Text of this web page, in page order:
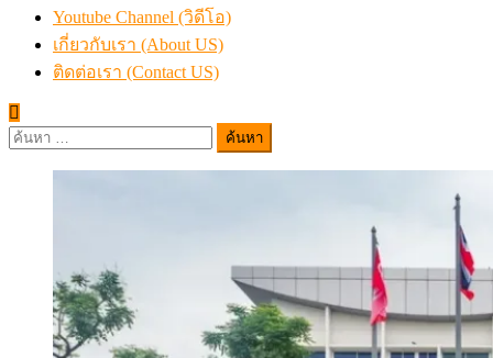
Youtube Channel (วิดีโอ)
เกี่ยวกับเรา (About US)
ติดต่อเรา (Contact US)
ค้นหา